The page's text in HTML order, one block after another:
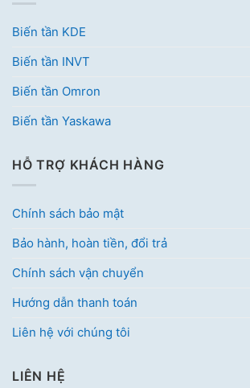
Biến tần KDE
Biến tần INVT
Biến tần Omron
Biến tần Yaskawa
HỖ TRỢ KHÁCH HÀNG
Chính sách bảo mật
Bảo hành, hoàn tiền, đổi trả
Chính sách vận chuyển
Hướng dẫn thanh toán
Liên hệ với chúng tôi
LIÊN HỆ